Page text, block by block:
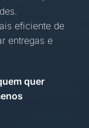
eficiente de
entregas e
quer